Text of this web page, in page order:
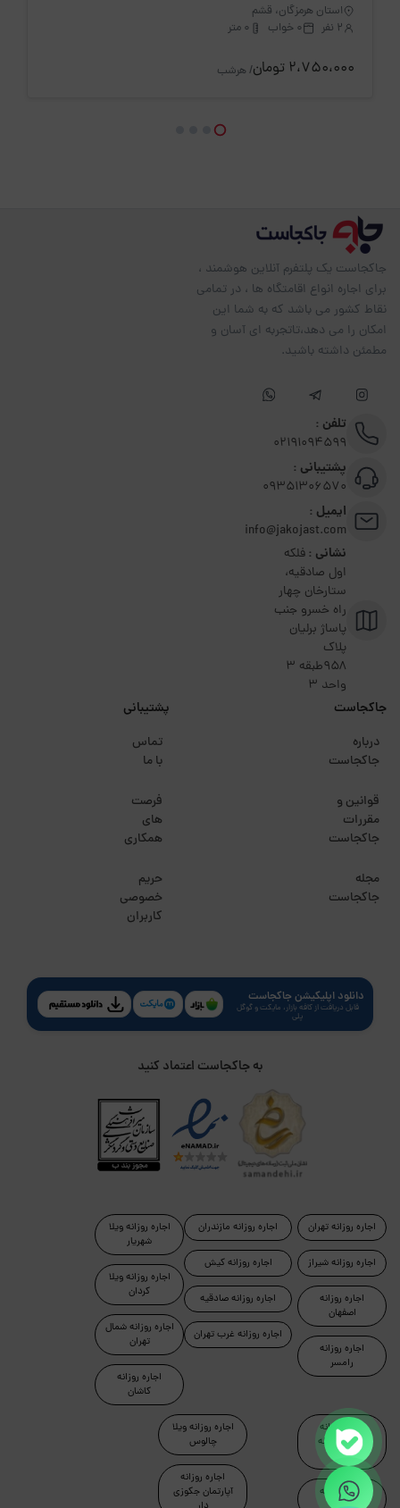
استان هرمزگان، قشم
2 نفر
0 خواب 0 متر
2،750،000 تومان / هرشب
جاکجاست یک پلتفرم آنلاین هوشمند ،
برای اجاره انواع اقامتگاه ها ، در تمامی
نقاط کشور می باشد که به شما این
امکان را می دهد،تاتجربه ای آسان و
مطمئن داشته باشید.
تلفن :
02191094599
پشتیبانی :
09351306570
ایمیل :
info@jakojast.com
نشانی :فلکه
اول صادقیه،
ستارخان چهار
راه خسرو جنب
پاساژ برلیان
پلاک
۹۵۸طبقه 3
واحد 3
جاکجاست
درباره
جاکجاست
قوانین و
مقررات
جاکجاست
مجله
جاکجاست
پشتیبانی
تماس
با ما
فرصت
های
همکاری
حریم
خصوصی
کاربران
دانلود اپلیکیشن جاکجاست
قابل دریافت از کافه بازار، مایکت و گوگل
پلی
به جاکجاست اعتماد کنید
اجاره روزانه تهران
اجاره روزانه شیراز
اجاره روزانه
اصفهان
اجاره روزانه
رامسر
اجاره روزانه مازندران
اجاره روزانه کیش
اجاره روزانه صادقیه
اجاره روزانه غرب تهران
اجاره روزانه ویلا
شهریار
اجاره روزانه ویلا
کردان
اجاره روزانه شمال
تهران
اجاره روزانه
کاشان
اجاره روزانه
آپارتمان مبله
تهران
اجاره روزانه
اجاره روزانه ویلا
چالوس
اجاره روزانه
آپارتمان جکوزی